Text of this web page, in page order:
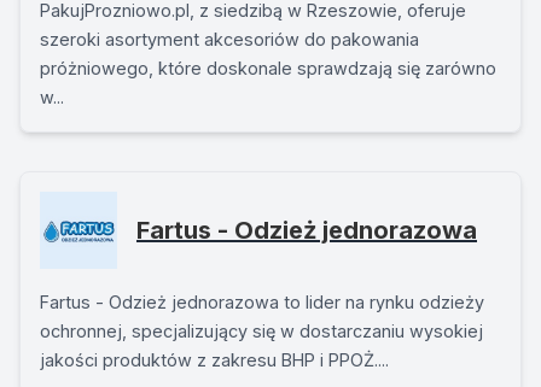
PakujProzniowo.pl, z siedzibą w Rzeszowie, oferuje
szeroki asortyment akcesoriów do pakowania
próżniowego, które doskonale sprawdzają się zarówno
w...
Fartus - Odzież jednorazowa
Fartus - Odzież jednorazowa to lider na rynku odzieży
ochronnej, specjalizujący się w dostarczaniu wysokiej
jakości produktów z zakresu BHP i PPOŻ....